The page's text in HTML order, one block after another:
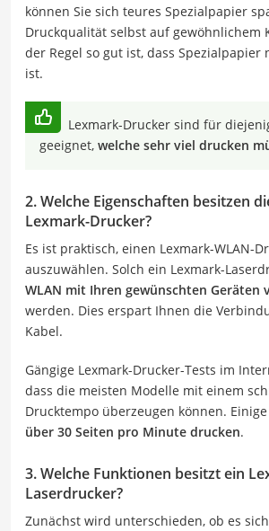
können Sie sich teures Spezialpapier
Druckqualität selbst auf gewöhnlichem
der Regel so gut ist, dass
ist.
Lexmark-Drucker sind für
geeignet, welche sehr viel drucken
2. Welche Eigenschaften besitzen
Lexmark-Drucker?
Es ist praktisch, einen Lexmark-WLAN-
auszuwählen. Solch ein Lexmark-
WLAN mit Ihren gewünschten Geräten
werden. Dies erspart Ihnen die
Kabel.
Gängige Lexmark-Drucker-Tests im
dass die meisten Modelle mit einem
Drucktempo überzeugen können.
über 30 Seiten pro Minute drucken.
3. Welche Funktionen besitzt ein
Laserdrucker?
Zunächst wird unterschieden, ob es